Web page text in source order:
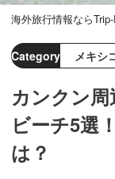
海外旅行情報なら
Category メキシ
カンクン
ビーチ5選
は？